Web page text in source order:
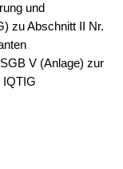
und
zu Abschnitt II Nr.
V (Anlage) zur
IQTIG